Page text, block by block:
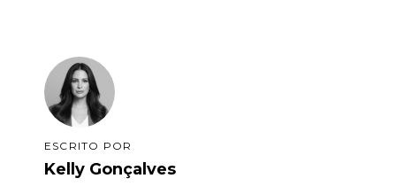
ESCRITO POR
Kelly Gonçalves